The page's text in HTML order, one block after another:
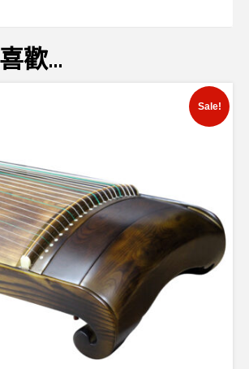
歡…
Sale!